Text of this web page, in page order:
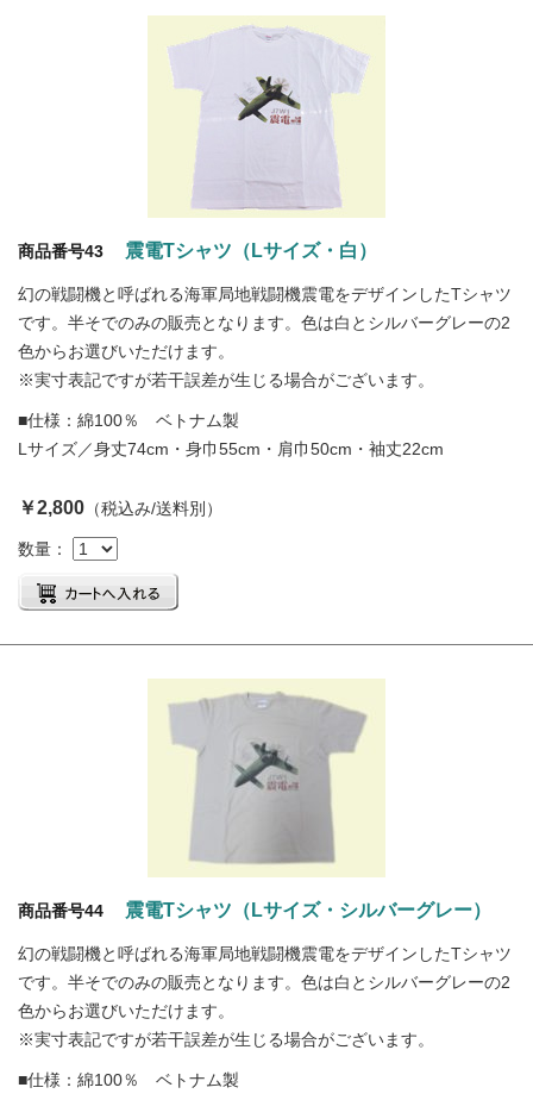
商品番号43 震電Tシャツ（Lサイズ・白）
幻の戦闘機と呼ばれる海軍局地戦闘機震電をデザインしたTシャツ
です。半そでのみの販売となります。色は白とシルバーグレーの2
色からお選びいただけます。
※実寸表記ですが若干誤差が生じる場合がございます。
■仕様：綿100％ ベトナム製
Lサイズ／身丈74cm・身巾55cm・肩巾50cm・袖丈22cm
￥2,800 （税込み/送料別）
数量：
商品番号44 震電Tシャツ（Lサイズ・シルバーグレー）
幻の戦闘機と呼ばれる海軍局地戦闘機震電をデザインしたTシャツ
です。半そでのみの販売となります。色は白とシルバーグレーの2
色からお選びいただけます。
※実寸表記ですが若干誤差が生じる場合がございます。
■仕様：綿100％ ベトナム製